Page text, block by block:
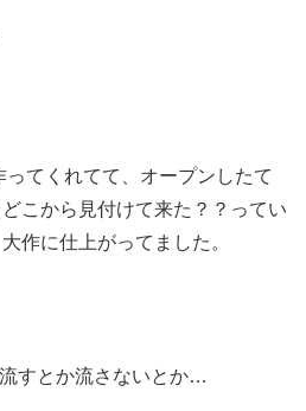
てくれてて、オープンしたて
こから見付けて来た？？ってい
作に仕上がってました。
すとか流さないとか…